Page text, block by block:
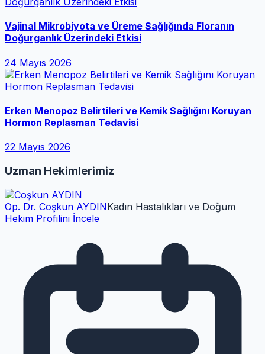
Vajinal Mikrobiyota ve Üreme Sağlığında Floranın
Doğurganlık Üzerindeki Etkisi
24 Mayıs 2026
Erken Menopoz Belirtileri ve Kemik Sağlığını Koruyan
Hormon Replasman Tedavisi
22 Mayıs 2026
Uzman Hekimlerimiz
Op. Dr. Coşkun AYDINKadın Hastalıkları ve Doğum
Hekim Profilini İncele